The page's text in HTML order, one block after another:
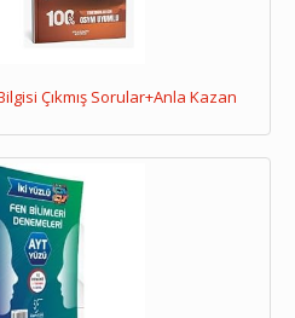
Çıkmış Sorular+Anla Kazan